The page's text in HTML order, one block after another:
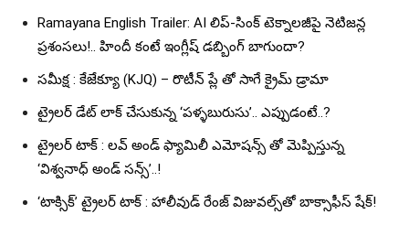
Ramayana English Trailer: AI లిప్-సింక్ టెక్నాలజీపై నెటిజన్ల
ప్రశంసలు!.. హిందీ కంటే ఇంగ్లీష్ డబ్బింగ్ బాగుందా?
సమీక్ష : కేజేక్యూ (KJQ) – రొటీన్ ప్లే తో సాగే క్రైమ్ డ్రామా
ట్రైలర్ డేట్ లాక్ చేసుకున్న ‘పళ్ళబురుసు’.. ఎప్పుడంటే..?
ట్రైలర్ టాక్ : లవ్ అండ్ ఫ్యామిలీ ఎమోషన్స్ తో మెప్పిస్తున్న
‘విశ్వనాధ్ అండ్ సన్స్’..!
‘టాక్సిక్’ ట్రైలర్ టాక్ : హాలీవుడ్ రేంజ్ విజువల్స్‌తో బాక్సాఫీస్ షేక్!